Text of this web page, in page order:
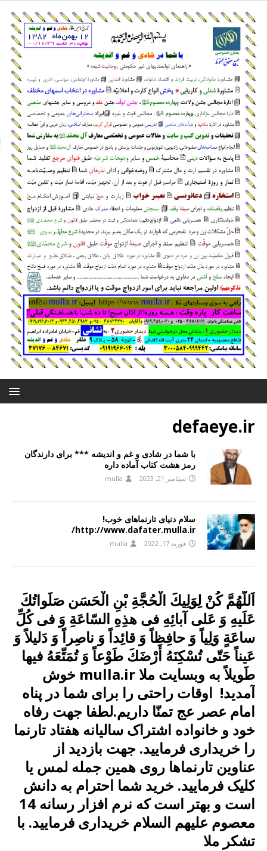
defaeye.ir
با شما در شادی و غم و اندیشه *** برای دارندگان
رمز هشت کتاب آماده داره
سپتامبر 21, 2023 mulla
سلام دنیای تارنماهای خوب!
http://www.dafater.mulla.ir/
فوریه 17, 2022 mulla
اَللّهُمَّ كُنْ لِوَلِیكَ الْحُجَّةِ بْنِ الْحَسَن صَلَواتُكَ
عَلَیهِ وَ عَلى آبائِهِ فی هذِهِ السّاعَةِ وَ فی كُلِّ
ساعَةٍ وَلِیاً وَ حافِظاً وَ قائِداً وَ ناصِراً وَ دَلیلاً وَ
عَیناً حَتّى تُسْكِنَهُ أَرْضَكَ طَوْعاً وَ تُمَتِّعَهُ فیها
طَویلاً به وبسایت ملا mulla.ir خوش
آمدید! اوقات راحتی را برای شما در پناه
امام عصر عج تمنّا داریم.لطفا جهت رفاه
خود و خانواده اشتراک سالیانه هفتاد تارنما
را خریداری فرمایید. جهت بازدید از
عناوین تارنماها روی همین جمله لمس یا
کلیک فرمایید. خرید شما احترام به دانش
است و بهتر است که
نرم افزار رسانه 14
معصوم علیهم السلام خریداری فرمایید. با
تشکر ملا